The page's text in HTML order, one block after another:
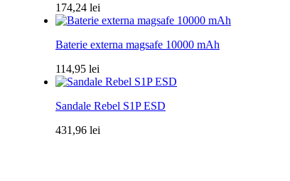
174,24 lei
Baterie externa magsafe 10000 mAh
114,95 lei
Sandale Rebel S1P ESD
431,96 lei